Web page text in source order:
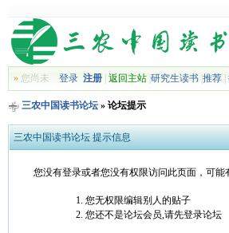
»您尚未 登录 注册| 返回主站| 研究生读书| 推荐|
三农中国读书论坛» 论坛提示
三农中国读书论坛 提示信息
您没有登录或者您没有权限访问此页面，可能
您无权限编辑别人的贴子
您还不是论坛会员,请先登录论坛